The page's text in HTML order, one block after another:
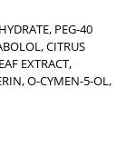
PEG-40
CITRUS
EXTRACT,
O-CYMEN-5-OL,